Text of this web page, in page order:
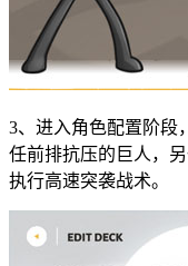
3、进入角色配置阶段
任前排抗压的巨人，
执行高速突袭战术。